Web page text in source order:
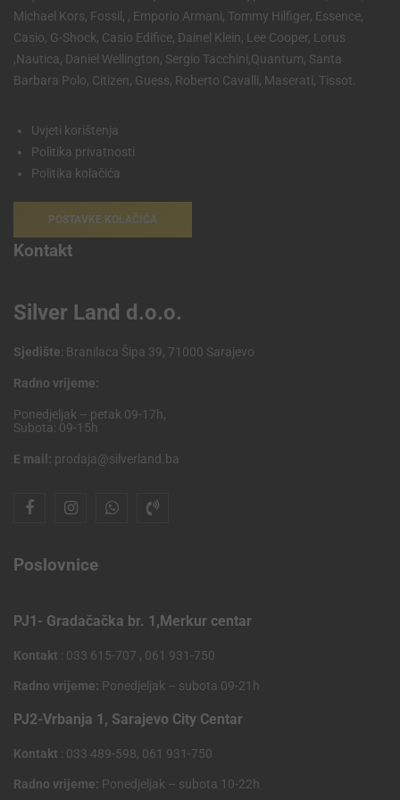
Michael Kors, Fossil, , Emporio Armani, Tommy Hilfiger, Essence,
Casio, G-Shock, Casio Edifice, Dainel Klein, Lee Cooper, Lorus
,Nautica, Daniel Wellington, Sergio Tacchini,Quantum, Santa
Barbara Polo, Citizen, Guess, Roberto Cavalli, Maserati, Tissot.
Uvjeti korištenja
Politika privatnosti
Politika kolačića
POSTAVKE KOLAČIĆA
Kontakt
Silver Land d.o.o.
Sjedište: Branilaca Šipa 39, 71000 Sarajevo
Radno vrijeme:
Ponedjeljak – petak 09-17h,
Subota: 09-15h
E mail: prodaja@silverland.ba
Poslovnice
PJ1- Gradačačka br. 1,Merkur centar
Kontakt : 033 615-707 , 061 931-750
Radno vrijeme: Ponedjeljak – subota 09-21h
PJ2-Vrbanja 1, Sarajevo City Centar
Kontakt : 033 489-598, 061 931-750
Radno vrijeme: Ponedjeljak – subota 10-22h